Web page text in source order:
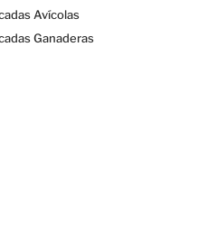
Avícolas
Ganaderas